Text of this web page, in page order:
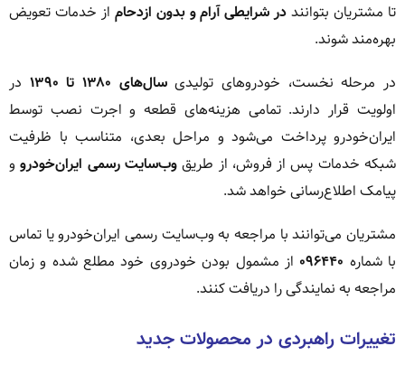
تا مشتریان بتوانند در شرایطی آرام و بدون ازدحام از خدمات تعویض
بهره‌مند شوند.
در مرحله نخست، خودروهای تولیدیسال‌های ۱۳۸۰ تا ۱۳۹۰
در
اولویت قرار دارند. تمامی هزینه‌های قطعه و اجرت نصب توسط
ایران‌خودرو پرداخت می‌شود و مراحل بعدی، متناسب با ظرفیت
شبکه خدمات پس از فروش، از طریقوب‌سایت رسمی ایران‌خودروو
پیامک اطلاع‌رسانی خواهد شد.
مشتریان می‌توانند با مراجعه به وب‌سایت رسمی ایران‌خودرو یا تماس
با شماره ۰۹۶۴۴۰ از مشمول بودن خودروی خود مطلع شده و زمان
مراجعه به نمایندگی را دریافت کنند.
تغییرات راهبردی در محصولات جدید